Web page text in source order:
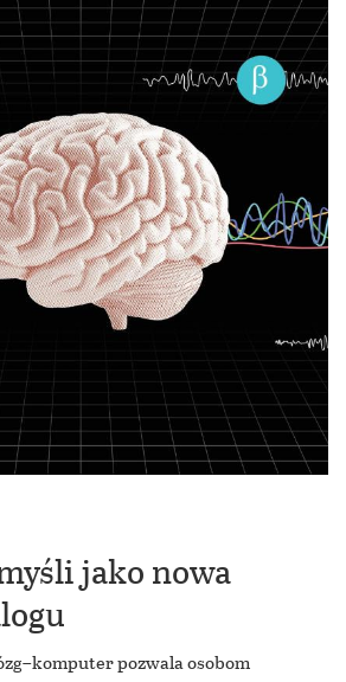
jako nowa
pozwala osobom